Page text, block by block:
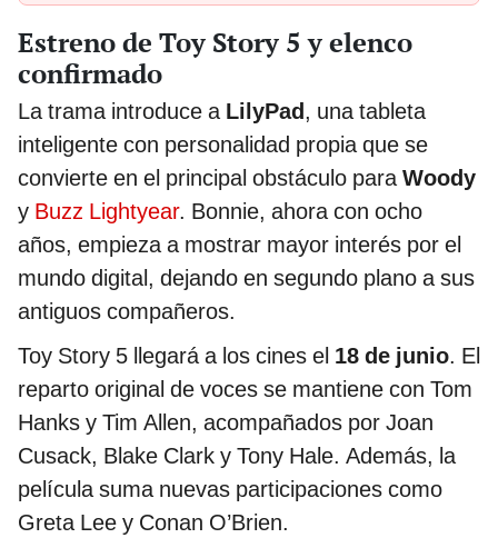
Estreno de Toy Story 5 y elenco
confirmado
La trama introduce aLilyPad, una tableta
inteligente con personalidad propia que se
convierte en el principal obstáculo paraWoody
y Buzz Lightyear. Bonnie, ahora con ocho
años, empieza a mostrar mayor interés por el
mundo digital, dejando en segundo plano a sus
antiguos compañeros.
Toy Story 5 llegará a los cines el 18 de junio. El
reparto original de voces se mantiene con Tom
Hanks y Tim Allen, acompañados por Joan
Cusack, Blake Clark y Tony Hale. Además, la
película suma nuevas participaciones como
Greta Lee y Conan O’Brien.